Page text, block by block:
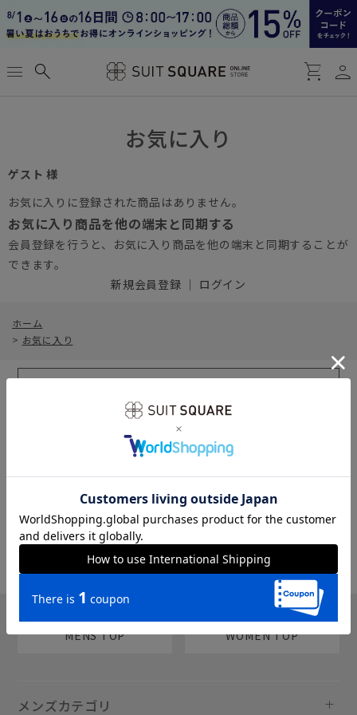
menu search shopping_cart person
お気に入り
ゲスト 様
お気に入りに登録された商品はありません。
お気に入り商品を他の端末と同期する
会員登録を行うと、お気に入り商品を他の端末と同期することが
できます。
新規会員登録 ｜ ログイン
ホーム
> お気に入り
sms
MENS TOP WOMEN TOP
メンズカテゴリ